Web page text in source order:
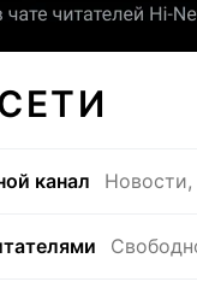
канал Новости,